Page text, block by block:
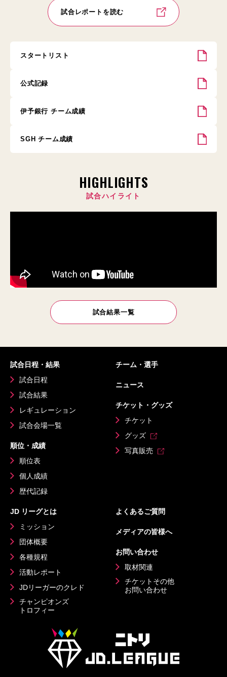
試合レポートを読む
スタートリスト
公式記録
伊予銀行 チーム成績
SGH チーム成績
HIGHLIGHTS
試合ハイライト
試合結果一覧
試合日程・結果
試合日程
試合結果
レギュレーション
試合会場一覧
順位・成績
順位表
個人成績
歴代記録
チーム・選手
ニュース
チケット・グッズ
チケット
グッズ
写真販売
JD リーグとは
ミッション
団体概要
各種規程
活動レポート
JDリーガーのクレド
チャンピオンズ
トロフィー
よくあるご質問
メディアの皆様へ
お問い合わせ
取材関連
チケットその他
お問い合わせ